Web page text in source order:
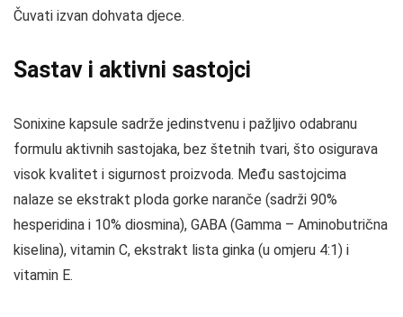
Čuvati izvan dohvata djece.
Sastav i aktivni sastojci
Sonixine kapsule sadrže jedinstvenu i pažljivo odabranu
formulu aktivnih sastojaka, bez štetnih tvari, što osigurava
visok kvalitet i sigurnost proizvoda. Među sastojcima
nalaze se ekstrakt ploda gorke naranče (sadrži 90%
hesperidina i 10% diosmina), GABA (Gamma – Aminobutrična
kiselina), vitamin C, ekstrakt lista ginka (u omjeru 4:1) i
vitamin E.